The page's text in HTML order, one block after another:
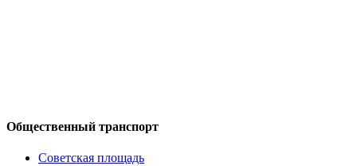
Общественный транспорт
Советская площадь